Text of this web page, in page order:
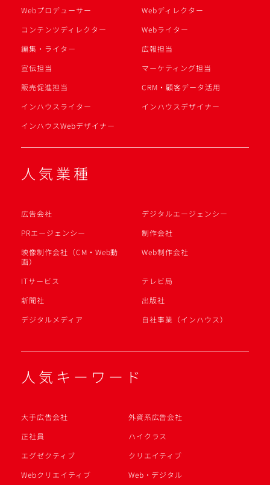
Webプロデューサー
Webディレクター
コンテンツディレクター
Webライター
編集・ライター
広報担当
宣伝担当
マーケティング担当
販売促進担当
CRM・顧客データ活用
インハウスライター
インハウスデザイナー
インハウスWebデザイナー
人気業種
広告会社
デジタルエージェンシー
PRエージェンシー
制作会社
映像制作会社（CM・Web動
画）
Web制作会社
ITサービス
テレビ局
新聞社
出版社
デジタルメディア
自社事業（インハウス）
人気キーワード
大手広告会社
外資系広告会社
正社員
ハイクラス
エグゼクティブ
クリエイティブ
Webクリエイティブ
Web・デジタル